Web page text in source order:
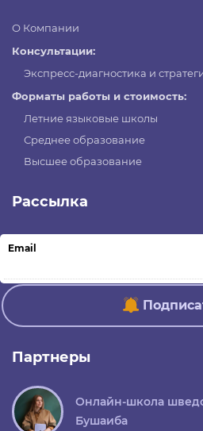
О Компании
Консультации:
Экспресс-диагностика и
Форматы работы и стоимость:
Летние языковые школы
Среднее образование
Высшее образование
Рассылка
Email
Партнеры
Онлайн-школа
Бушаиба